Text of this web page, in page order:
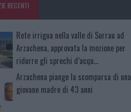
RECENTI
Rete irrigua nella valle di Surrau ad
Arzachena, approvata la mozione per
ridurre gli sprechi d’acqu…
Arzachena piange la scomparsa di una
giovane madre di 43 anni